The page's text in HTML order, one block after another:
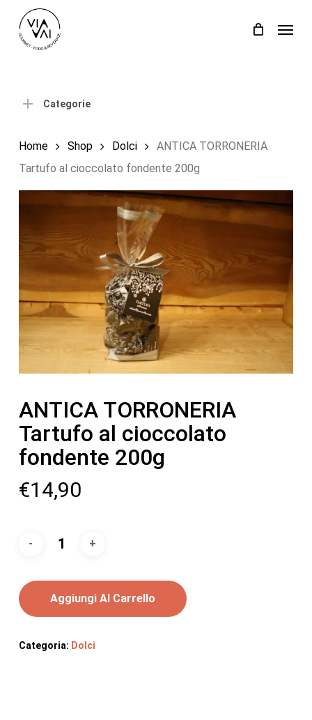
Carrello Close
Categorie
Home Shop Dolci
ANTICA TORRONERIA
Tartufo al cioccolato fondente 200g
ANTICA TORRONERIA
Tartufo al cioccolato
fondente 200g
€14,90
Aggiungi Al Carrello
Categoria: Dolci